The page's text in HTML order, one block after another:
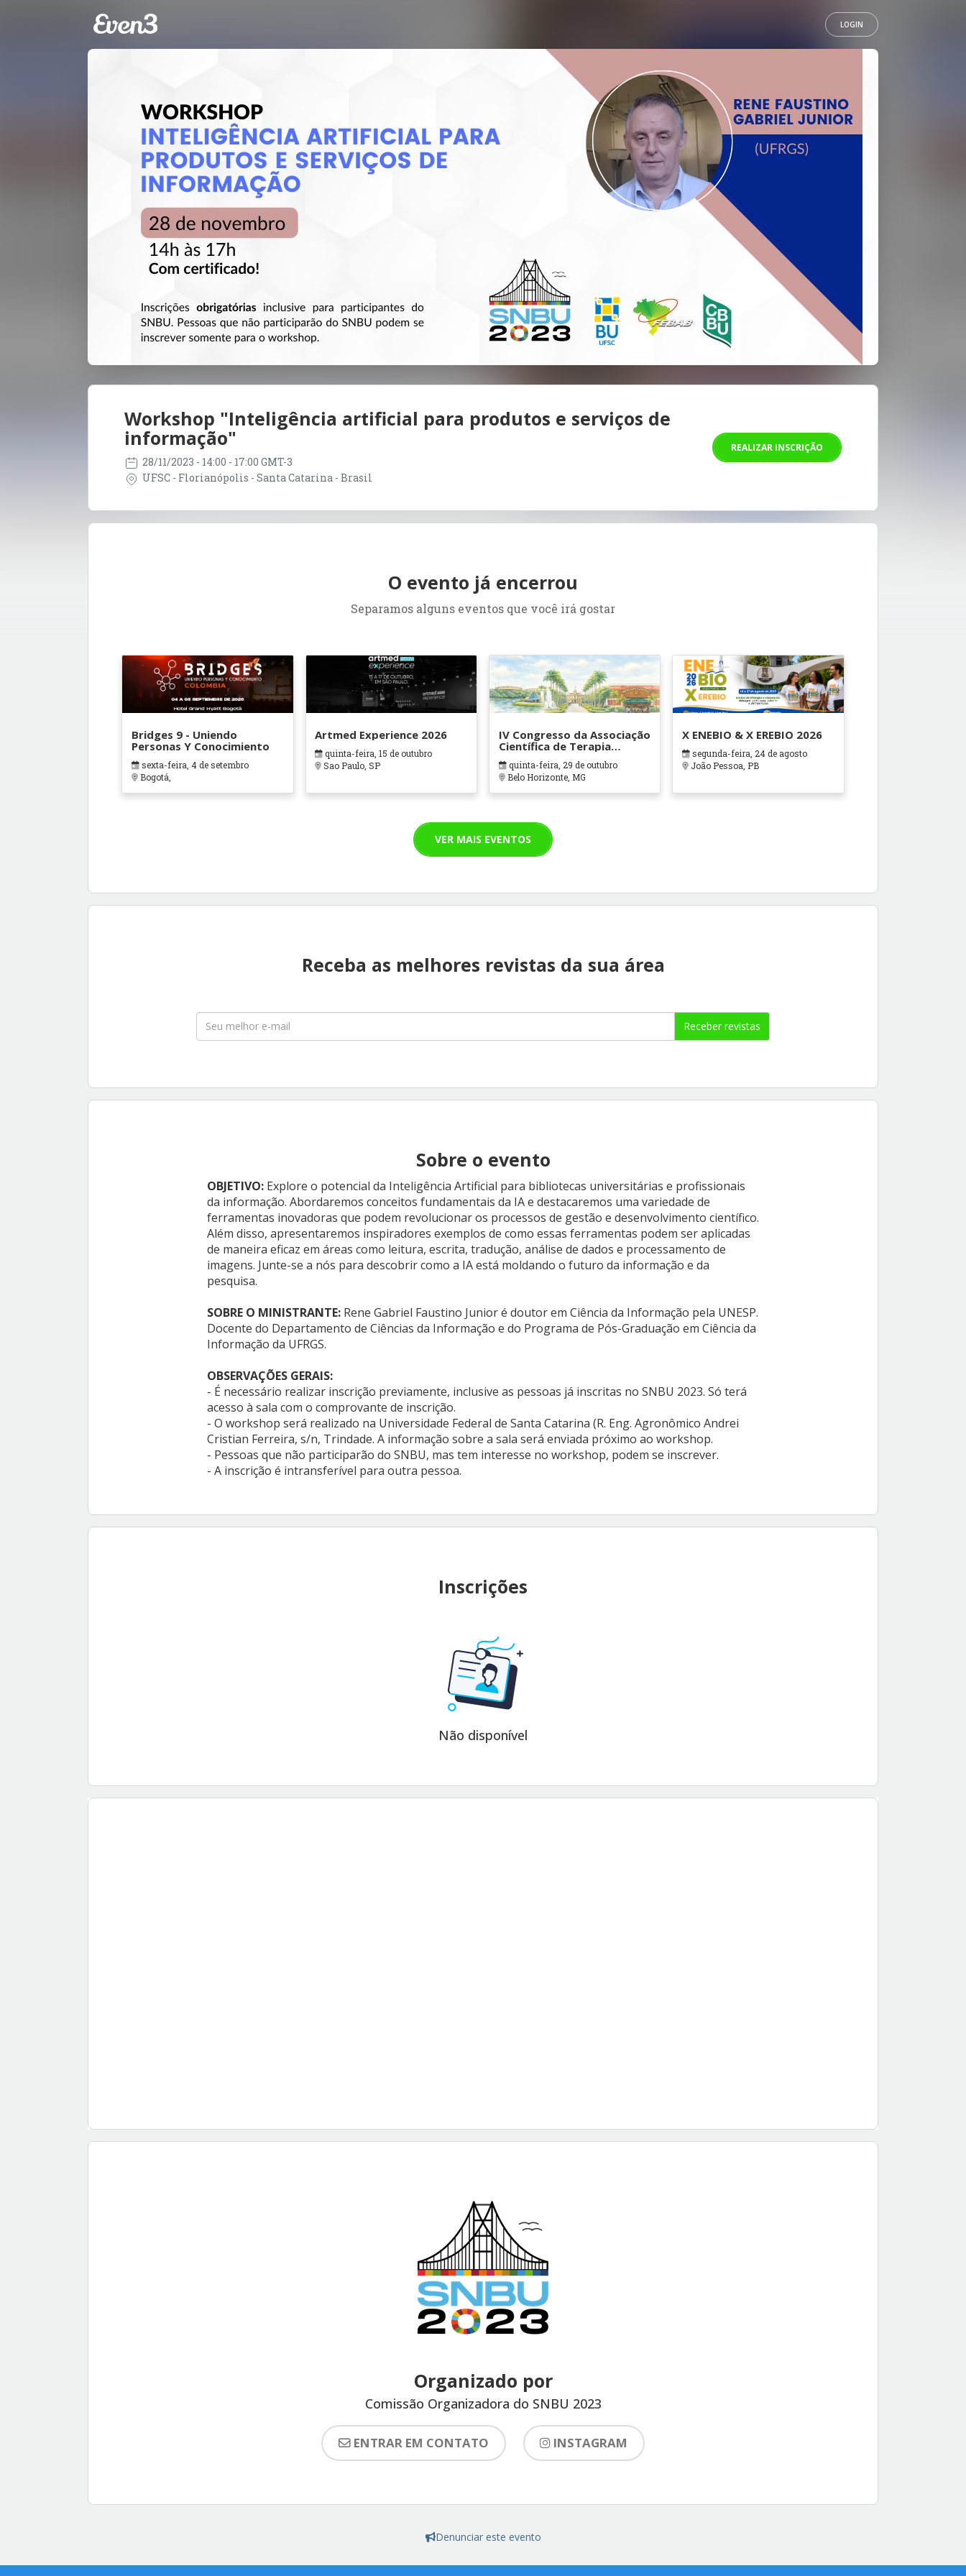
LOGIN
Workshop "Inteligência artificial para produtos e serviços de
informação"
28/11/2023 - 14:00 - 17:00 GMT-3
UFSC - Florianópolis - Santa Catarina - Brasil
REALIZAR INSCRIÇÃO
O evento já encerrou
Separamos alguns eventos que você irá gostar
Bridges 9 - Uniendo
Personas Y Conocimiento
sexta-feira, 4 de setembro
Bogotá,
Artmed Experience 2026
quinta-feira, 15 de outubro
Sao Paulo, SP
IV Congresso da Associação
Científica de Terapia
Ocupacional em Contextos
Hospitalares e Cuidados
Paliativos - ATOHOSP
quinta-feira, 29 de outubro
Belo Horizonte, MG
X ENEBIO & X EREBIO 2026
segunda-feira, 24 de agosto
João Pessoa, PB
VER MAIS EVENTOS
Receba as melhores revistas da sua área
Receber revistas
Sobre o evento
OBJETIVO: Explore o potencial da Inteligência Artificial para bibliotecas universitárias e profissionais
da informação. Abordaremos conceitos fundamentais da IA e destacaremos uma variedade de
ferramentas inovadoras que podem revolucionar os processos de gestão e desenvolvimento científico.
Além disso, apresentaremos inspiradores exemplos de como essas ferramentas podem ser aplicadas
de maneira eficaz em áreas como leitura, escrita, tradução, análise de dados e processamento de
imagens. Junte-se a nós para descobrir como a IA está moldando o futuro da informação e da
pesquisa.
SOBRE O MINISTRANTE: Rene Gabriel Faustino Junior é doutor em Ciência da Informação pela UNESP.
Docente do Departamento de Ciências da Informação e do Programa de Pós-Graduação em Ciência da
Informação da UFRGS.
OBSERVAÇÕES GERAIS:
- É necessário realizar inscrição previamente, inclusive as pessoas já inscritas no SNBU 2023. Só terá
acesso à sala com o comprovante de inscrição.
- O workshop será realizado na Universidade Federal de Santa Catarina (R. Eng. Agronômico Andrei
Cristian Ferreira, s/n, Trindade. A informação sobre a sala será enviada próximo ao workshop.
- Pessoas que não participarão do SNBU, mas tem interesse no workshop, podem se inscrever.
- A inscrição é intransferível para outra pessoa.
Inscrições
Não disponível
Organizado por
Comissão Organizadora do SNBU 2023
ENTRAR EM CONTATO INSTAGRAM
Denunciar este evento